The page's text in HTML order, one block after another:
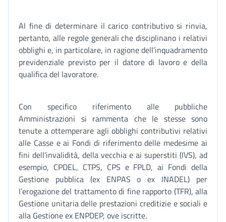
Al fine di determinare il carico contributivo si rinvia,
pertanto, alle regole generali che disciplinano i relativi
obblighi e, in particolare, in ragione dell’inquadramento
previdenziale previsto per il datore di lavoro e della
qualifica del lavoratore.
Con specifico riferimento alle pubbliche
Amministrazioni si rammenta che le stesse sono
tenute a ottemperare agli obblighi contributivi relativi
alle Casse e ai Fondi di riferimento delle medesime ai
fini dell’invalidità, della vecchia e ai superstiti (IVS), ad
esempio, CPDEL, CTPS, CPS e FPLD, ai Fondi della
Gestione pubblica (ex ENPAS o ex INADEL) per
l’erogazione del trattamento di fine rapporto (TFR), alla
Gestione unitaria delle prestazioni creditizie e sociali e
alla Gestione ex ENPDEP, ove iscritte.